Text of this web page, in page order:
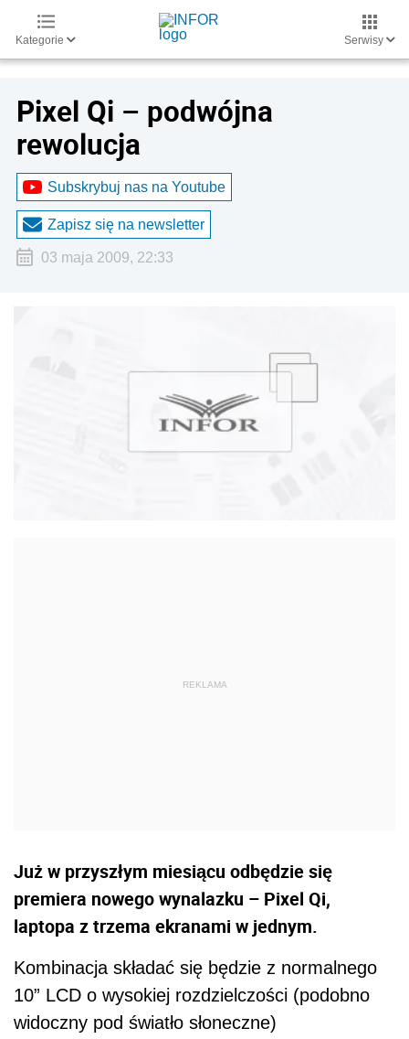
Kategorie Serwisy
Pixel Qi – podwójna
rewolucja
Subskrybuj nas na Youtube
Zapisz się na newsletter
03 maja 2009, 22:33
Już w przyszłym miesiącu odbędzie się
premiera nowego wynalazku – Pixel Qi,
laptopa z trzema ekranami w jednym.
Kombinacja składać się będzie z normalnego
10” LCD o wysokiej rozdzielczości (podobno
widoczny pod światło słoneczne)